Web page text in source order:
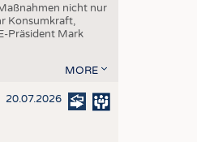
nicht nur
Konsumkraft,
Präsident Mark
MORE
20.07.2026